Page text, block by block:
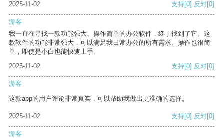
2025-11-02 支持[0] 反对[0]
游客
我一直在寻找一款功能强大、操作简单的办公软件，终于找到了它。这
款软件的功能非常强大，可以满足我日常办公的所有需求。操作也很简
单，即使是小白也能快速上手。
2025-11-02
支持[0] 反对[0]
游客
这款app的用户评论非常真实，可以帮助我做出更准确的选择。
2025-11-02 支持[0] 反对[0]
游客